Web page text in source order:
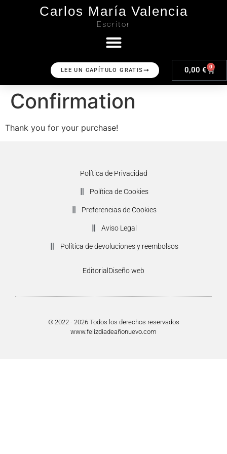
Carlos María Valencia
Escritor
LEE UN CAPÍTULO GRATIS 0,00 € 0
Confirmation
Thank you for your purchase!
Política de Privacidad
Política de Cookies
Preferencias de Cookies
Aviso Legal
Política de devoluciones y reembolsos
Editorial Diseño web
© 2022 - 2026 Todos los derechos reservados
www.felizdiadeañonuevo.com